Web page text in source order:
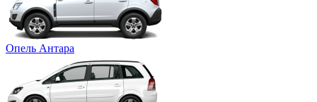
Опель Антара